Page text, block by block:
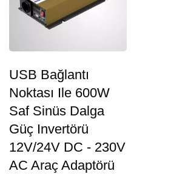
USB Bağlantı
Noktası Ile 600W
Saf Sinüs Dalga
Güç Invertörü
12V/24V DC - 230V
AC Araç Adaptörü